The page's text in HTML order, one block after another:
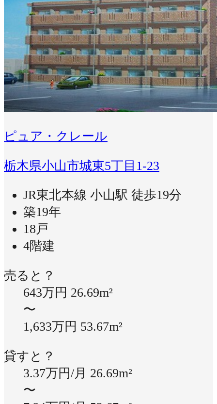
ピュア・クレール
栃木県小山市城東5丁目1-23
JR東北本線 小山駅 徒歩19分
築19年
18戸
4階建
売ると？
643万円 26.69m²
〜
1,633万円 53.67m²
貸すと？
3.37万円/月 26.69m²
〜